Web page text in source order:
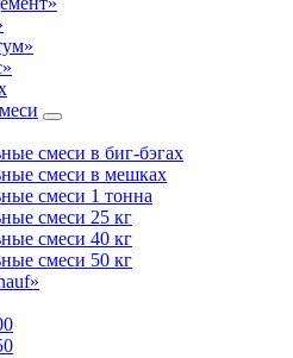
смеси в биг-бэгах
смеси в мешках
смеси 1 тонна
смеси 25 кг
смеси 40 кг
смеси 50 кг